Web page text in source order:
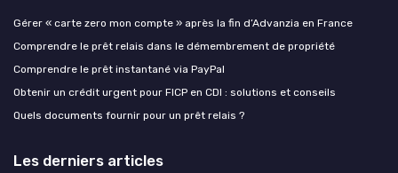
Gérer « carte zero mon compte » après la fin d’Advanzia en France
Comprendre le prêt relais dans le démembrement de propriété
Comprendre le prêt instantané via PayPal
Obtenir un crédit urgent pour FICP en CDI : solutions et conseils
Quels documents fournir pour un prêt relais ?
Les derniers articles